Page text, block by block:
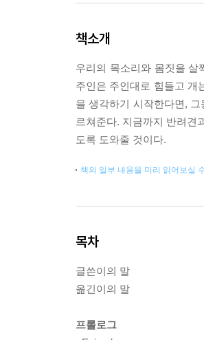
책소개
우리의 목소리와 몸짓을
주인은 주인대로 힘들고 개
을 생각하기 시작한다면,
르쳐준다. 지금까지 반려견
도록 도와줄 것이다.
책의 일부 내용을 미리 읽어보실
목차
글쓴이의 말
옮긴이의 말
프롤로그